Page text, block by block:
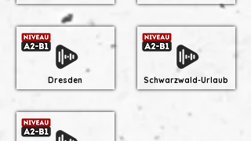
Dresden Schwarzwald-Urlaub